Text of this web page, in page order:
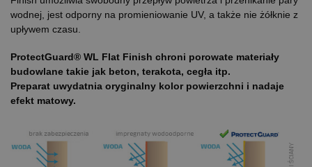
wodnej, jest odporny na promieniowanie UV, a także nie żółknie z
upływem czasu.
ProtectGuard® WL Flat Finish chroni porowate materiały
budowlane takie jak beton, terakota, cegła itp.
Preparat uwydatnia oryginalny kolor powierzchni i nadaje
efekt matowy.